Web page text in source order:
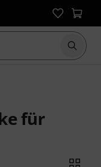
Suche
für